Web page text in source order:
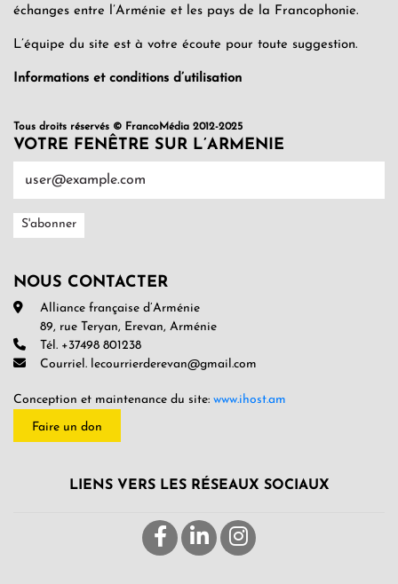
échanges entre l’Arménie et les pays de la Francophonie.
L’équipe du site est à votre écoute pour toute suggestion.
Informations et conditions d’utilisation
Tous droits réservés © FrancoMédia 2012-2025
VOTRE FENÊTRE SUR L’ARMENIE
NOUS CONTACTER
Alliance française d’Arménie
89, rue Teryan, Erevan, Arménie
Tél. +37498 801238
Courriel. lecourrierderevan@gmail.com
Conception et maintenance du site: www.ihost.am
Faire un don
LIENS VERS LES RÉSEAUX SOCIAUX